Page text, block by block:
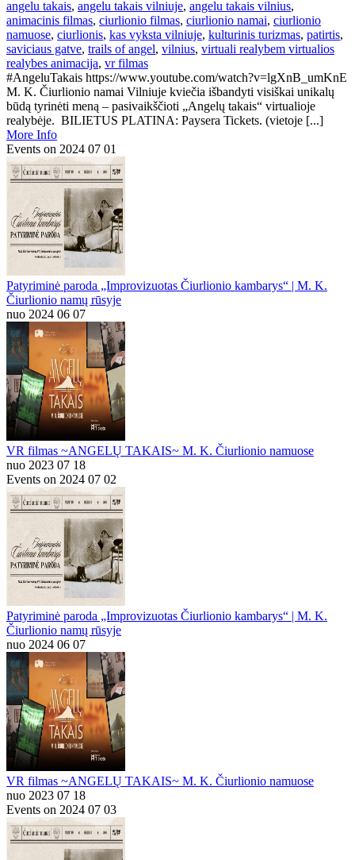
angelu takais, angelu takais vilniuje, angelu takais vilnius,
animacinis filmas, ciurlionio filmas, ciurlionio namai, ciurlionio
namuose, ciurlionis, kas vyksta vilniuje, kulturinis turizmas, patirtis,
saviciaus gatve, trails of angel, vilnius, virtuali realybem virtualios
realybes animacija, vr filmas
#AngeluTakais https://www.youtube.com/watch?v=lgXnB_umKnE
M. K. Čiurlionio namai Vilniuje kviečia išbandyti visiškai unikalų
būdą tyrinėti meną – pasivaikščioti „Angelų takais“ virtualioje
realybėje. BILIETUS PLATINA: Paysera Tickets. (vietoje [...]
More Info
Events on 2024 07 01
Patyriminė paroda „Improvizuotas Čiurlionio kambarys“ | M. K.
Čiurlionio namų rūsyje
nuo 2024 06 07
VR filmas ~ANGELŲ TAKAIS~ M. K. Čiurlionio namuose
nuo 2023 07 18
Events on 2024 07 02
Patyriminė paroda „Improvizuotas Čiurlionio kambarys“ | M. K.
Čiurlionio namų rūsyje
nuo 2024 06 07
VR filmas ~ANGELŲ TAKAIS~ M. K. Čiurlionio namuose
nuo 2023 07 18
Events on 2024 07 03